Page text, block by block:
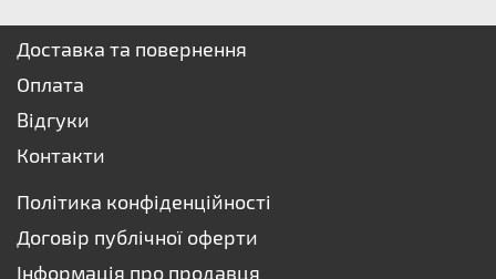
Доставка та повернення
Оплата
Відгуки
Контакти
Політика конфіденційності
Договір публічної оферти
Інформація про продавця